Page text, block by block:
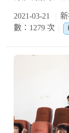
2021-03-21
數：1279 次